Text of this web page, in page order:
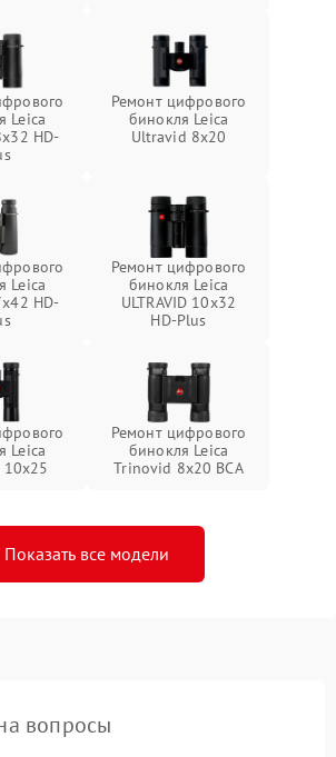
Leica
HD-
Ремонт цифрового
бинокля Leica
Ultravid 8x20
Leica
HD-
Ремонт цифрового
бинокля Leica
ULTRAVID 10x32
HD-Plus
Leica
Ремонт цифрового
бинокля Leica
Trinovid 8x20 BCA
Показать все модели
вопросы